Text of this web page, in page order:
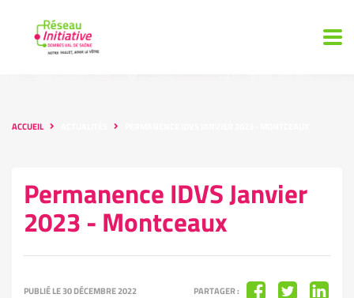
ACCUEIL
Permanence IDVS Janvier
2023 - Montceaux
PUBLIÉ LE 30 DÉCEMBRE 2022 PARTAGER :